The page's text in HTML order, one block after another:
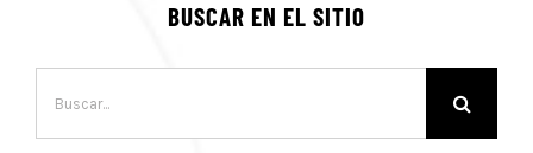
BUSCAR EN EL SITIO